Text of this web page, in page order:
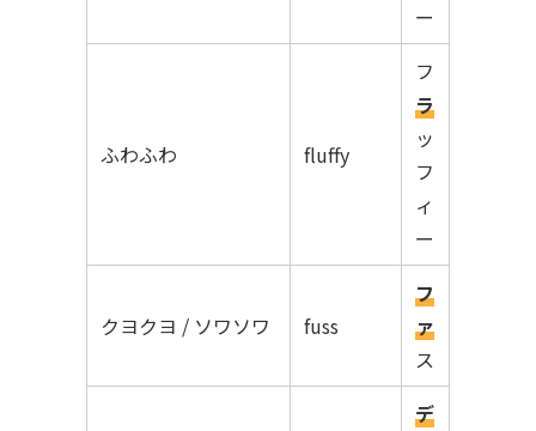
ー
ふわふわ fluffy
フ
ラ
ッ
フ
ィ
ー
クヨクヨ / ソワソワ fuss
フ
ァ
ス
デ